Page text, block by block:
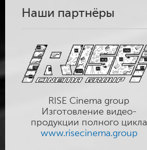
Наши партнёры
RISE Cinema group
Изготовление видео-
продукции полного цикла
www.risecinema.group